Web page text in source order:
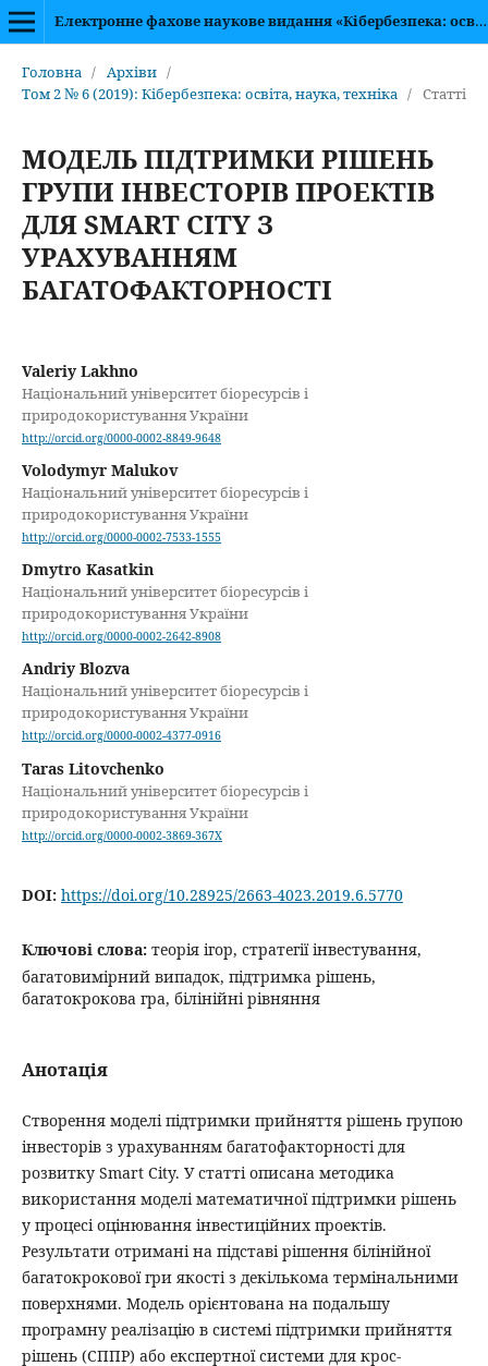
Електронне фахове наукове видання «Кібербезпека: освіта, наука, техніка»
Головна / Архіви /
Том 2 № 6 (2019): Кібербезпека: освіта, наука, техніка / Статті
МОДЕЛЬ ПІДТРИМКИ РІШЕНЬ
ГРУПИ ІНВЕСТОРІВ ПРОЕКТІВ
ДЛЯ SMART CITY З
УРАХУВАННЯМ
БАГАТОФАКТОРНОСТІ
Valeriy Lakhno
Національний університет біоресурсів і
природокористування України
http://orcid.org/0000-0002-8849-9648
Volodymyr Malukov
Національний університет біоресурсів і
природокористування України
http://orcid.org/0000-0002-7533-1555
Dmytro Kasatkin
Національний університет біоресурсів і
природокористування України
http://orcid.org/0000-0002-2642-8908
Andriy Blozva
Національний університет біоресурсів і
природокористування України
http://orcid.org/0000-0002-4377-0916
Taras Litovchenko
Національний університет біоресурсів і
природокористування України
http://orcid.org/0000-0002-3869-367X
DOI: https://doi.org/10.28925/2663-4023.2019.6.5770
Ключові слова: теорія ігор, стратегії інвестування,
багатовимірний випадок, підтримка рішень,
багатокрокова гра, білінійні рівняння
Анотація
Створення моделі підтримки прийняття рішень групою
інвесторів з урахуванням багатофакторності для
розвитку Smart City. У статті описана методика
використання моделі математичної підтримки рішень
у процесі оцінювання інвестиційних проектів.
Результати отримані на підставі рішення білінійної
багатокрокової гри якості з декількома термінальними
поверхнями. Модель орієнтована на подальшу
програмну реалізацію в системі підтримки прийняття
рішень (СППР) або експертної системи для крос-